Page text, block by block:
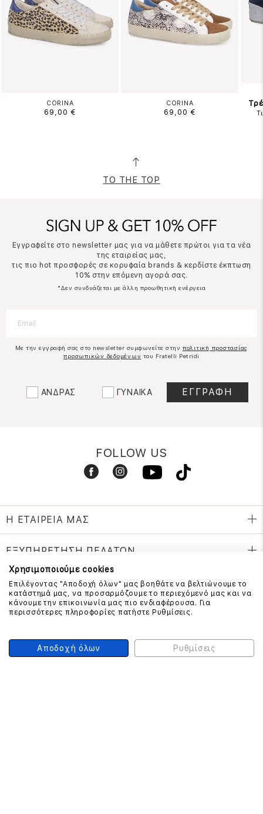
CORINA
69,00 €
CORINA
69,00 €
TO THE TOP
Εγγραφείτε στο newsletter μας για να μάθετε πρώτοι για τα νέα
της εταιρείας μας,
τις πιο hot προσφορές σε κορυφαία brands & κερδίστε έκπτωση
10% στην επόμενη αγορά σας.
*Δεν συνδυάζεται με άλλη προωθητική ενέργεια
Με την εγγραφή σας στο newsletter συμφωνείτε στην πολιτική προστασίας
προσωπικών δεδομένων του Fratelli Petridi
ΑΝΔΡΑΣ ΓΥΝΑΙΚΑ
FOLLOW US
Η ΕΤΑΙΡΕΙΑ ΜΑΣ
ΕΞΥΠΗΡΕΤΗΣΗ ΠΕΛΑΤΩΝ
ΕΠΙΚΟΙΝΩΝΗΣΤΕ ΜΑΖΙ ΜΑΣ
210 999 4510
Χρησιμοποιούμε cookies
Επιλέγοντας "Αποδοχή όλων" μας βοηθάτε να βελτιώνουμε το
κατάστημά μας, να προσαρμόζουμε το περιεχόμενό μας και να
κάνουμε την επικοινωνία μας πιο ενδιαφέρουσα. Για
περισσότερες πληροφορίες πατήστε Ρυθμίσεις.
Αποδοχή όλων Ρυθμίσεις